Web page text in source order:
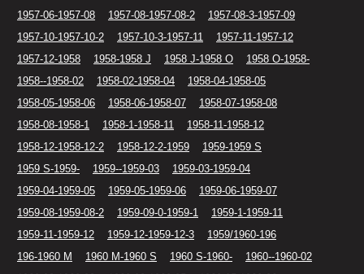
1957-06-1957-08
1957-08-1957-08-2
1957-08-3-1957-09
1957-10-1957-10-2
1957-10-3-1957-11
1957-11-1957-12
1957-12-1958
1958-1958 J 1958 J-1958 O
1958 O-1958-
1958--1958-02
1958-02-1958-04
1958-04-1958-05
1958-05-1958-06
1958-06-1958-07
1958-07-1958-08
1958-08-1958-1
1958-1-1958-11
1958-11-1958-12
1958-12-1958-12-2
1958-12-2-1959
1959-1959 S
1959 S-1959-
1959--1959-03
1959-03-1959-04
1959-04-1959-05
1959-05-1959-06
1959-06-1959-07
1959-08-1959-08-2
1959-09-0-1959-1
1959-1-1959-11
1959-11-1959-12
1959-12-1959-12-3
1959/1960-196
196-1960 M
1960 M-1960 S 1960 S-1960-
1960--1960-02